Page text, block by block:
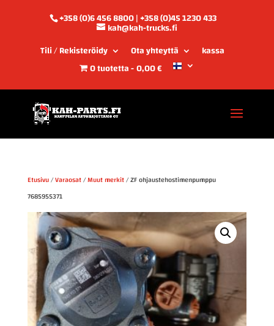
+358 (0)6 456 8800 | +358 (0)45 1230 433
kah@kah-trucks.fi
Tili / Rekisteröidy
Ota yhteyttä
kassa
0 tuotetta 0,00 €
Etusivu/Varaosat/Muut merkit/ ZF ohjaustehostimenpumppu
7685955371